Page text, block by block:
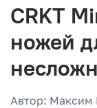
CRKT
ножей
Автор: Максим